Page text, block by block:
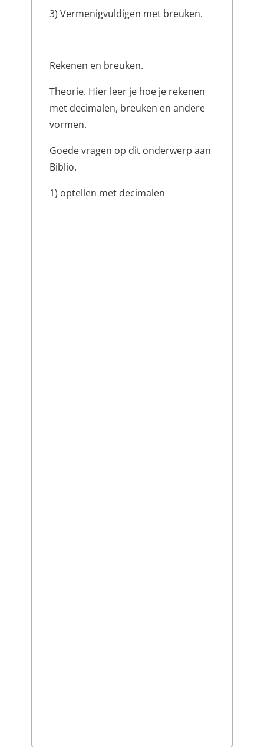
3) Vermenigvuldigen met breuken.
Rekenen en breuken.
Theorie. Hier leer je hoe je rekenen
met decimalen, breuken en andere
vormen.
Goede vragen op dit onderwerp aan
Biblio.
1) optellen met decimalen